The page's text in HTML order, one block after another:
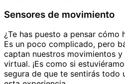
Sensores de movimiento
¿Te has puesto a pensar
Es un poco complicado, pero
captan nuestros movimientos
virtual. ¡Es como si
segura de que te sentirás todo